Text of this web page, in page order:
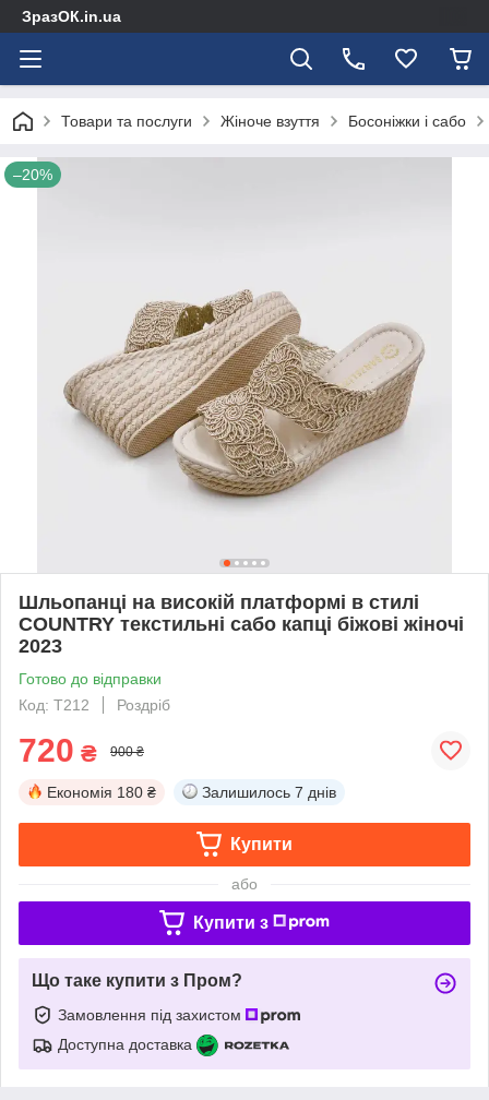
ЗразОК.in.ua
Товари та послуги Жіноче взуття Босоніжки і сабо
–20%
Шльопанці на високій платформі в стилі
COUNTRY текстильні сабо капці біжові жіночі
2023
Готово до відправки
Код: Т212
Роздріб
720 ₴ 900 ₴
Економія 180 ₴ Залишилось 7 днів
Купити
або
Купити з
Що таке купити з Пром?
Замовлення під захистом
Доступна доставка